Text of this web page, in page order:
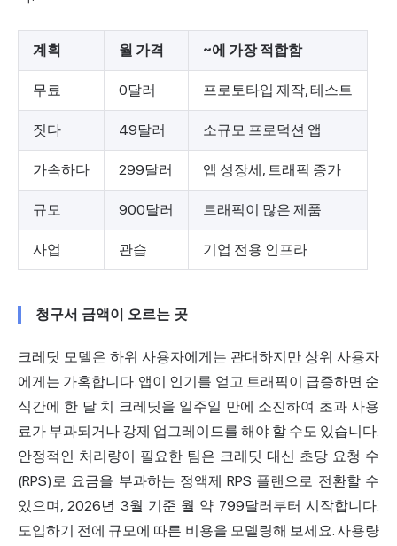
계획 월 가격 ~에 가장 적합함
무료 0달러 프로토타입 제작, 테스트
짓다 49달러 소규모 프로덕션 앱
가속하다 299달러 앱 성장세, 트래픽 증가
규모 900달러 트래픽이 많은 제품
사업 관습 기업 전용 인프라
청구서 금액이 오르는 곳
크레딧 모델은 하위 사용자에게는 관대하지만 상위 사용자
에게는 가혹합니다. 앱이 인기를 얻고 트래픽이 급증하면 순
식간에 한 달 치 크레딧을 일주일 만에 소진하여 초과 사용
료가 부과되거나 강제 업그레이드를 해야 할 수도 있습니다.
안정적인 처리량이 필요한 팀은 크레딧 대신 초당 요청 수
(RPS)로 요금을 부과하는 정액제 RPS 플랜으로 전환할 수
있으며, 2026년 3월 기준 월 약 799달러부터 시작합니다.
도입하기 전에 규모에 따른 비용을 모델링해 보세요. 사용량